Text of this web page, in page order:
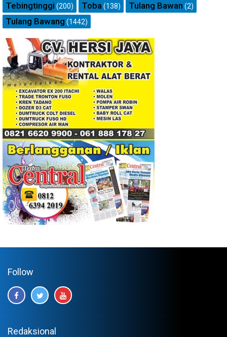
Tebingtinggi (200) Toba(138) Tulang Bawan (2)
Tulang Bawang (1442)
Follow
Redaksional